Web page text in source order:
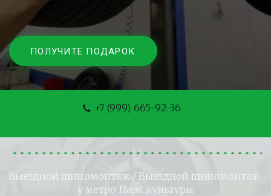
ПОЛУЧИТЕ ПОДАРОК
+7 (999) 665-92-36
Выездной шиномонтаж / Выездной шиномонтаж
у метро Парк культуры